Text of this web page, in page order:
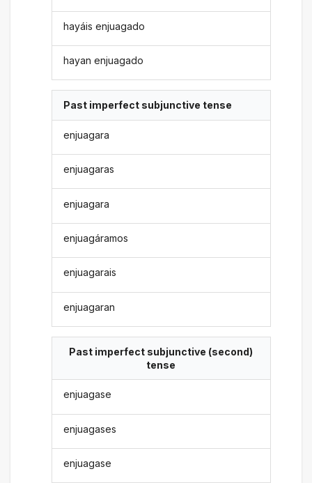
hayáis enjuagado
hayan enjuagado
Past imperfect subjunctive tense
enjuagara
enjuagaras
enjuagara
enjuagáramos
enjuagarais
enjuagaran
Past imperfect subjunctive (second)
tense
enjuagase
enjuagases
enjuagase